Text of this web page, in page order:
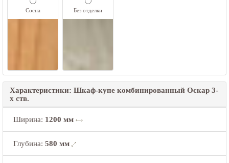
Сосна Без отделки
Характеристики: Шкаф-купе комбинированный Оскар 3-
х ств.
Ширина: 1200 мм
Глубина: 580 мм